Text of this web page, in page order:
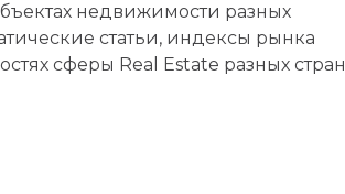
недвижимости разных
статьи, индексы рынка
сферы Real Estate разных стран